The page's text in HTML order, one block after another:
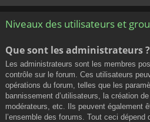
Niveaux des utilisateurs et
Que sont les administrateurs ?
Les administrateurs sont les membres
contrôle sur le forum. Ces utilisateurs
opérations du forum, telles que les
bannissement d’utilisateurs, la création
modérateurs, etc. Ils peuvent également
l’ensemble des forums. Tout ceci